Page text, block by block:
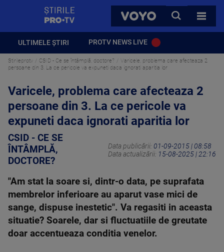
VOYO
CAUTA
TOATE
ULTIMELE ȘTIRI PROTV NEWS LIVE
Stirileprotv CSID - Ce se întâmplă, doctore?
Varicele, problema care afecteaza 2
persoane din 3. La ce pericole va expuneti daca ignorati aparitia lor
Varicele, problema care afecteaza 2
persoane din 3. La ce pericole va
expuneti daca ignorati aparitia lor
CSID - CE SE
ÎNTÂMPLĂ,
DOCTORE?
Data publicării: 01-09-2015 | 08:58
Data actualizării: 15-08-2025 | 22:16
"Am stat la soare si, dintr-o data, pe suprafata
membrelor inferioare au aparut vase mici de
sange, dispuse inestetic". Va regasiti in aceasta
situatie? Soarele, dar si fluctuatiile de greutate
doar accentueaza conditia venelor.